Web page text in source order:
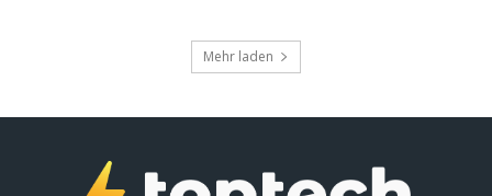
Mehr laden